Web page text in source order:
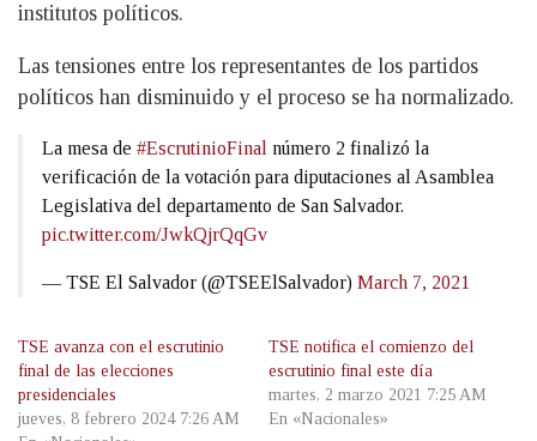
institutos políticos.
Las tensiones entre los representantes de los partidos
políticos han disminuido y el proceso se ha normalizado.
La mesa de #EscrutinioFinal número 2 finalizó la
verificación de la votación para diputaciones al Asamblea
Legislativa del departamento de San Salvador.
pic.twitter.com/JwkQjrQqGv
— TSE El Salvador (@TSEElSalvador) March 7, 2021
TSE avanza con el escrutinio
final de las elecciones
presidenciales
jueves, 8 febrero 2024 7:26 AM
TSE notifica el comienzo del
escrutinio final este día
martes, 2 marzo 2021 7:25 AM
En «Nacionales»